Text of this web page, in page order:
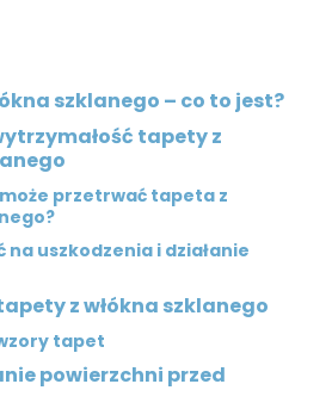
szklanego – co to jest?
tapety z
przetrwać tapeta z
na uszkodzenia i działanie
z włókna szklanego
tapet
powierzchni przed